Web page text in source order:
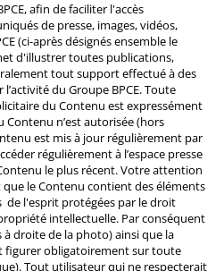
afin de faciliter l'accès
de presse, images, vidéos,
(ci-après désignés ensemble le
d'illustrer toutes publications,
tout support effectué à des
du Groupe BPCE. Toute
du Contenu est expressément
n’est autorisée (hors
est mis à jour régulièrement par
régulièrement à l’espace presse
le plus récent. Votre attention
le Contenu contient des éléments
l'esprit protégées par le droit
intellectuelle. Par conséquent
droite de la photo) ainsi que la
figurer obligatoirement sur toute
Tout utilisateur qui ne respecterait